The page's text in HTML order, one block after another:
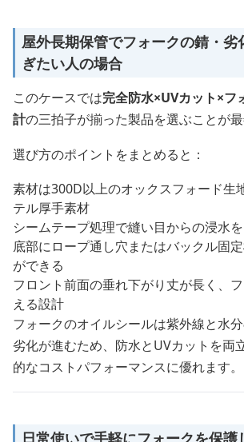
屋外長期保管でフォークの錆・劣
ぎたい人の場合
このケースでは完全防水×UVカット×フ
計の三拍子が揃った製品を選ぶことが最
選び方のポイントをまとめると：
素材は300D以上のオックスフォード生
テル厚手素材
シームテープ処理で縫い目からの浸水
底部にロープ通し穴またはバックル固
ができる
フロント前面の垂れ下がり丈が長く、
える設計
フォークのオイルシールは紫外線と水
劣化が進むため、防水とUVカットを両
的なコストパフォーマンスに優れます。